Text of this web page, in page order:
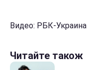
Видео: РБК-Украина
Читайте також